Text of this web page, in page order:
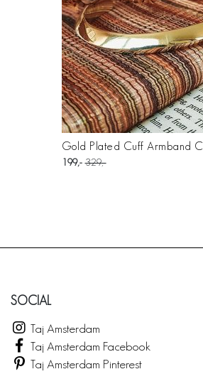
Gold Plated Cuff Armband
199 329
SOCIAL
Taj Amsterdam
Taj Amsterdam Facebook
Taj Amsterdam Pinterest